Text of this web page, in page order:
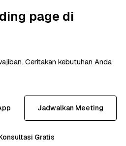
page di
Ceritakan kebutuhan Anda
Jadwalkan Meeting
Gratis